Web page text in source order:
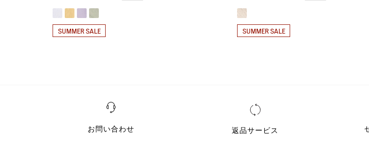
SUMMER SALE SUMMER SALE
お問い合わせ 返品サービス